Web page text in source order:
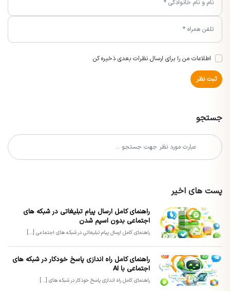
اطلاعات من را برای ارسال نظرات بعدی ذخیره کن
ثبت نظر
جستجو
پست های اخیر
راهنمای کامل ارسال پیام تبلیغاتی در شبکه های
اجتماعی بدون اسپم شدن
راهنمای کامل ارسال پیام تبلیغاتی در شبکه های اجتماعی [...]
راهنمای کامل راه اندازی پاسخ خودکار در شبکه های
اجتماعی با AI
راهنمای کامل راه اندازی پاسخ خودکار در شبکه های [...]